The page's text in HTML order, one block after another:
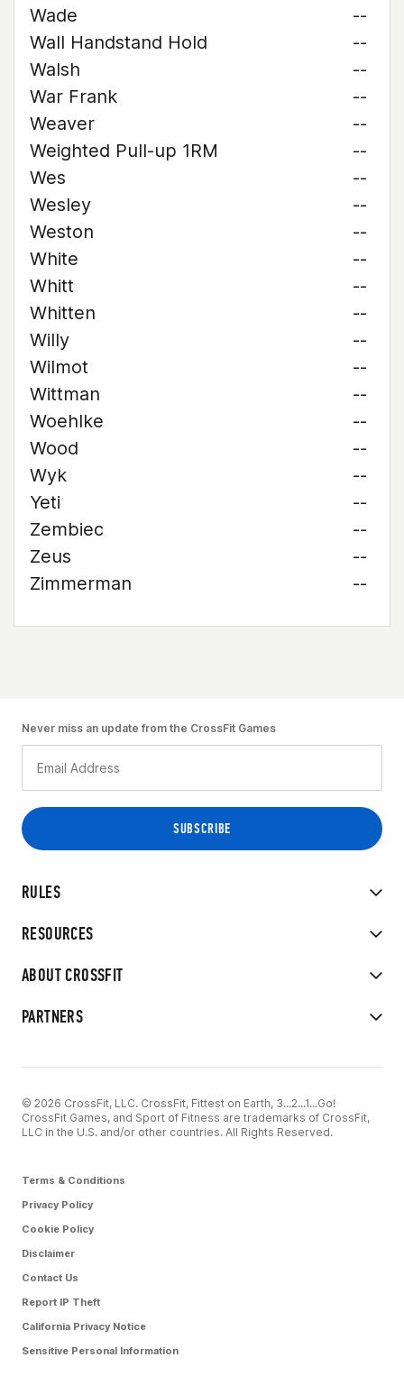
Wade
--
Wall Handstand Hold
--
Walsh
--
War Frank
--
Weaver
--
Weighted Pull-up 1RM
--
Wes
--
Wesley
--
Weston
--
White
--
Whitt
--
Whitten
--
Willy
--
Wilmot
--
Wittman
--
Woehlke
--
Wood
--
Wyk
--
Yeti
--
Zembiec
--
Zeus
--
Zimmerman
--
RULES
RESOURCES
ABOUT CROSSFIT
PARTNERS
Never miss an update from the CrossFit Games
© 2026 CrossFit, LLC. CrossFit, Fittest on Earth, 3...2...1...Go!
CrossFit Games, and Sport of Fitness are trademarks of CrossFit,
LLC in the U.S. and/or other countries. All Rights Reserved.
Terms & Conditions
Privacy Policy
Cookie Policy
Disclaimer
Contact Us
Report IP Theft
California Privacy Notice
Sensitive Personal Information